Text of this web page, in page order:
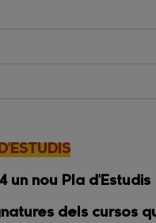
un nou Pla d'Estudis
dels cursos